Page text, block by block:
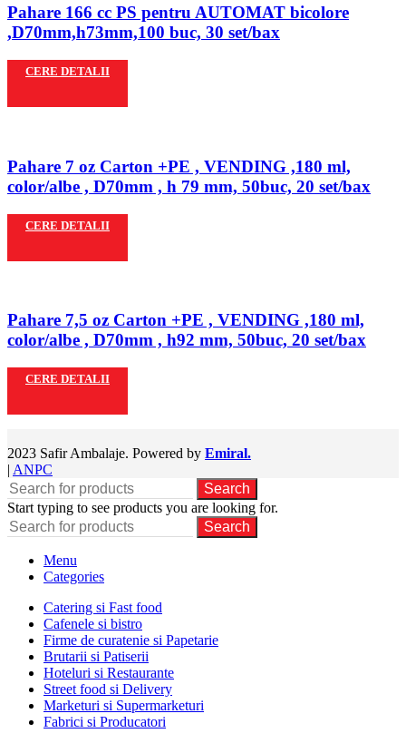
Pahare 166 cc PS pentru AUTOMAT bicolore
,D70mm,h73mm,100 buc, 30 set/bax
CERE DETALII
Pahare 7 oz Carton +PE , VENDING ,180 ml,
color/albe , D70mm , h 79 mm, 50buc, 20 set/bax
CERE DETALII
Pahare 7,5 oz Carton +PE , VENDING ,180 ml,
color/albe , D70mm , h92 mm, 50buc, 20 set/bax
CERE DETALII
2023 Safir Ambalaje. Powered by Emiral.
| ANPC
Search
Start typing to see products you are looking for.
Search
Menu
Categories
Catering si Fast food
Cafenele si bistro
Firme de curatenie si Papetarie
Brutarii si Patiserii
Hoteluri si Restaurante
Street food si Delivery
Marketuri si Supermarketuri
Fabrici si Producatori